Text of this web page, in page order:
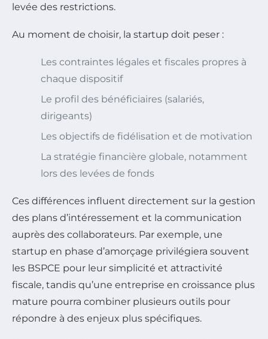
levée des restrictions.
Au moment de choisir, la startup doit peser :
Les contraintes légales et fiscales propres à
chaque dispositif
Le profil des bénéficiaires (salariés,
dirigeants)
Les objectifs de fidélisation et de motivation
La stratégie financière globale, notamment
lors des levées de fonds
Ces différences influent directement sur la gestion
des plans d’intéressement et la communication
auprès des collaborateurs. Par exemple, une
startup en phase d’amorçage privilégiera souvent
les BSPCE pour leur simplicité et attractivité
fiscale, tandis qu’une entreprise en croissance plus
mature pourra combiner plusieurs outils pour
répondre à des enjeux plus spécifiques.